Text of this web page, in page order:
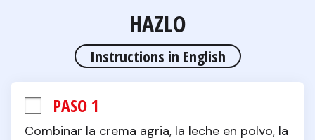
HAZLO
Instructions in English
PASO 1
Combinar la crema agria, la leche en polvo, la